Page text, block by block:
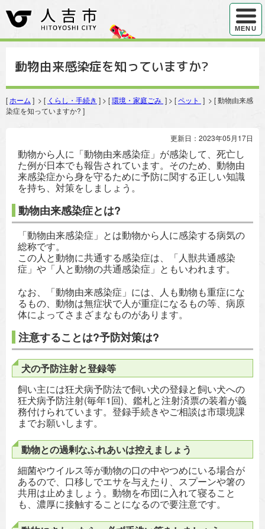
ハンバ
MENU
動物由来感染症を知っていますか?
[ ホーム ] > [ くらし・手続き ] > [環境・家庭ごみ ] > [ペット ] > [ 動物由来感
染症を知っていますか? ]
更新日：2023年05月17日
動物から人に「動物由来感染症」が感染して、死亡し
た例が日本でも報告されています。そのため、動物由
来感染症から身を守るために予防に関する正しい知識
を持ち、対策をしましょう。
動物由来感染症とは?
「動物由来感染症」とは動物から人に感染する病気の
総称です。
この人と動物に共通する感染症は、「人獣共通感染
症」や「人と動物の共通感染症」ともいわれます。
なお、「動物由来感染症」には、人も動物も重症にな
るもの、動物は無症状で人が重症になるもの等、病原
体によってさまざまなものがあります。
注意することは?予防対策は?
犬の予防注射と登録等
飼い主には狂犬病予防法で飼い犬の登録と飼い犬への
狂犬病予防注射(毎年1回)、鑑札と注射済票の装着が義
務付けられています。登録手続きやご相談は市環境課
までお願いします。
動物との過剰なふれあいは控えましょう
細菌やウイルス等が動物の口の中やつめにいる場合が
あるので、口移しでエサを与えたり、スプーンや箸の
共用は止めましょう。動物を布団に入れて寝ること
も、濃厚に接触することになるので要注意です。